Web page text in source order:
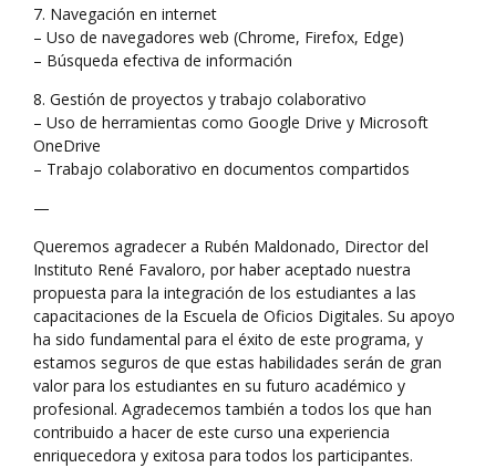
7. Navegación en internet
– Uso de navegadores web (Chrome, Firefox, Edge)
– Búsqueda efectiva de información
8. Gestión de proyectos y trabajo colaborativo
– Uso de herramientas como Google Drive y Microsoft
OneDrive
– Trabajo colaborativo en documentos compartidos
—
Queremos agradecer a Rubén Maldonado, Director del
Instituto René Favaloro, por haber aceptado nuestra
propuesta para la integración de los estudiantes a las
capacitaciones de la Escuela de Oficios Digitales. Su apoyo
ha sido fundamental para el éxito de este programa, y
estamos seguros de que estas habilidades serán de gran
valor para los estudiantes en su futuro académico y
profesional. Agradecemos también a todos los que han
contribuido a hacer de este curso una experiencia
enriquecedora y exitosa para todos los participantes.